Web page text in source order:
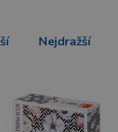
Nejdražší